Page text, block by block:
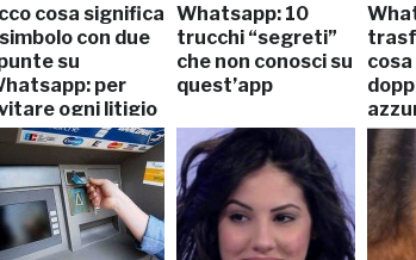
cosa significa
con due
su
per
ogni litigio
Whatsapp: 10
trucchi “segreti”
che non conosci su
quest’app